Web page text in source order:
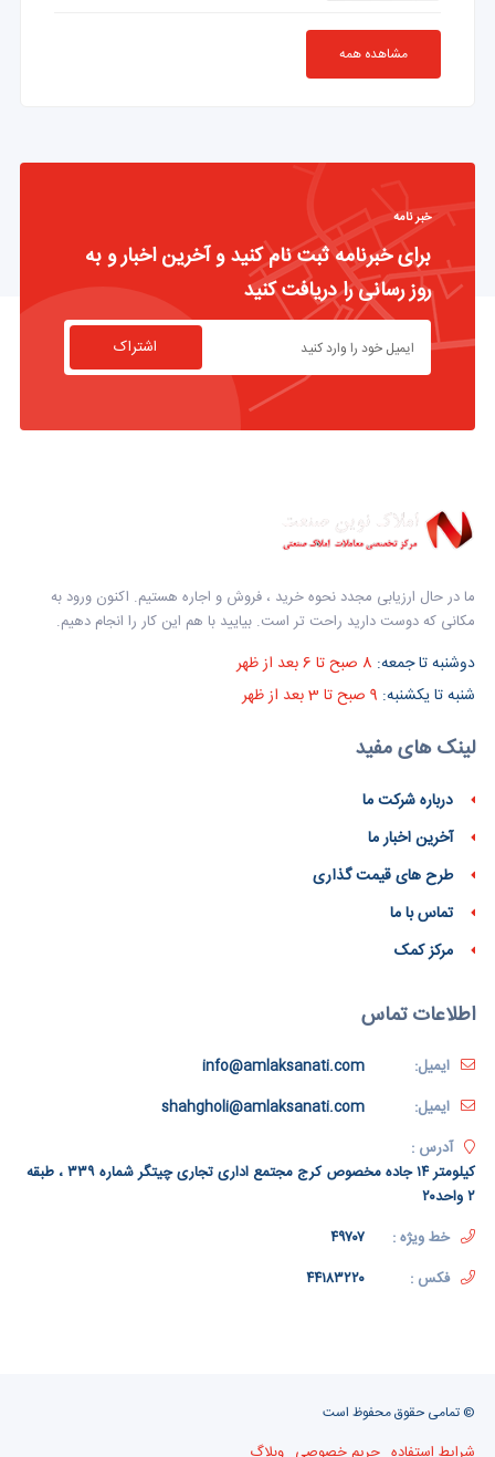
مشاهده همه
خبر نامه
برای خبرنامه ثبت نام کنید و آخرین اخبار و به
روز رسانی را دریافت کنید
اشتراک
ما در حال ارزیابی مجدد نحوه خرید ، فروش و اجاره هستیم. اکنون ورود به
مکانی که دوست دارید راحت تر است. بیایید با هم این کار را انجام دهیم.
دوشنبه تا جمعه:
شنبه تا یکشنبه:
لینک های مفید
درباره شرکت ما
آخرین اخبار ما
طرح های قیمت گذاری
تماس با ما
مرکز کمک
اطلاعات تماس
ایمیل:
info@amlaksanati.com
ایمیل:
shahgholi@amlaksanati.com
آدرس :
کیلومتر ۱۴ جاده مخصوص کرج مجتمع اداری تجاری چیتگر شماره ۳۳۹ ، طبقه
۲ واحد۲۰
خط ویژه :
۴۹۷۰۷
فکس :
۴۴۱۸۳۲۲۰
© تمامی حقوق محفوظ است